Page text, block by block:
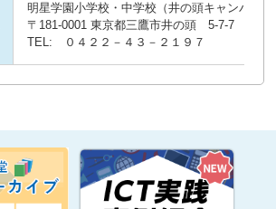
明星学園小学校・中学校（井の頭キャンパス）
〒181-0001 東京都三鷹市井の頭 5-7-7
TEL: ０４２２－４３－２１９７